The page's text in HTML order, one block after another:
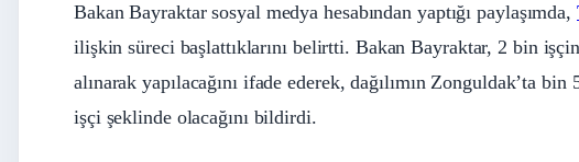
Bakan Bayraktar sosyal medya hesabından yaptığı paylaşımda,
ilişkin süreci başlattıklarını belirtti. Bakan Bayraktar, 2 bin
alınarak yapılacağını ifade ederek, dağılımın Zonguldak’ta
işçi şeklinde olacağını bildirdi.